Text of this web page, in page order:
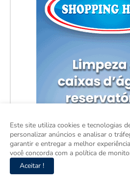
Este site utiliza cookies e tecnologias
personalizar anúncios e analisar o
garantir e entregar a melhor
você concorda com a política de
Aceitar !